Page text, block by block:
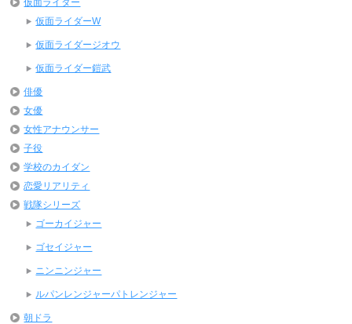
仮面ライダー
仮面ライダーW
仮面ライダージオウ
仮面ライダー鎧武
俳優
女優
女性アナウンサー
子役
学校のカイダン
恋愛リアリティ
戦隊シリーズ
ゴーカイジャー
ゴセイジャー
ニンニンジャー
ルパンレンジャーパトレンジャー
朝ドラ